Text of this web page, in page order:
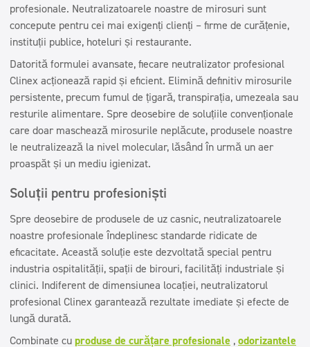
profesionale. Neutralizatoarele noastre de mirosuri sunt
concepute pentru cei mai exigenți clienți – firme de curățenie,
instituții publice, hoteluri și restaurante.
Datorită formulei avansate, fiecare neutralizator profesional
Clinex acționează rapid și eficient. Elimină definitiv mirosurile
persistente, precum fumul de țigară, transpirația, umezeala sau
resturile alimentare. Spre deosebire de soluțiile convenționale
care doar maschează mirosurile neplăcute, produsele noastre
le neutralizează la nivel molecular, lăsând în urmă un aer
proaspăt și un mediu igienizat.
Soluții pentru profesioniști
Spre deosebire de produsele de uz casnic, neutralizatoarele
noastre profesionale îndeplinesc standarde ridicate de
eficacitate. Această soluție este dezvoltată special pentru
industria ospitalității, spații de birouri, facilități industriale și
clinici. Indiferent de dimensiunea locației, neutralizatorul
profesional Clinex garantează rezultate imediate și efecte de
lungă durată.
Combinate cuproduse de curățare profesionale ,odorizantele